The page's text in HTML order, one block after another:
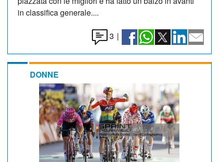
in classifica generale....
3 |
DONNE